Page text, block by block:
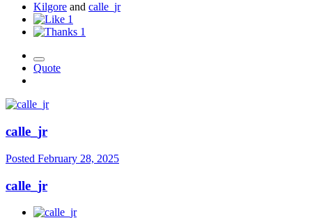
Kilgore and calle_jr
1
1
Quote
calle_jr
Posted February 28, 2025
calle_jr